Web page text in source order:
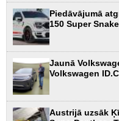
Piedāvājumā
150 Super
Jaunā
Volkswagen
Austrijā uzsāk